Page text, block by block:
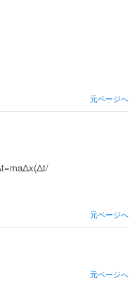
元ページへ
元ページへ
元ページへ